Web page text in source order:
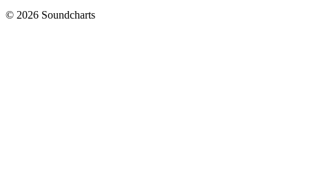
© 2026 Soundcharts